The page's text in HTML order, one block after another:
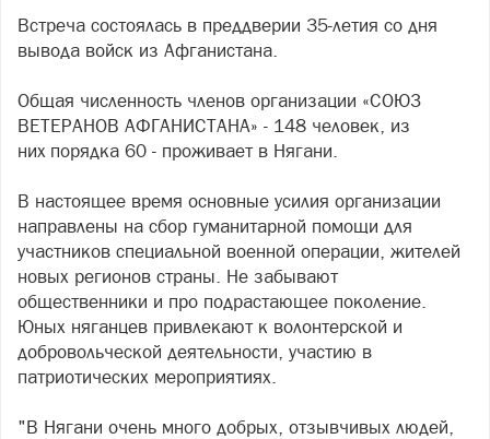
Встреча состоялась в преддверии 35-летия со дня
вывода войск из Афганистана.
Общая численность членов организации «СОЮЗ
ВЕТЕРАНОВ АФГАНИСТАНА» - 148 человек, из
них порядка 60 - проживает в Нягани.
В настоящее время основные усилия организации
направлены на сбор гуманитарной помощи для
участников специальной военной операции, жителей
новых регионов страны. Не забывают
общественники и про подрастающее поколение.
Юных няганцев привлекают к волонтерской и
добровольческой деятельности, участию в
патриотических мероприятиях.
"В Нягани очень много добрых, отзывчивых людей,